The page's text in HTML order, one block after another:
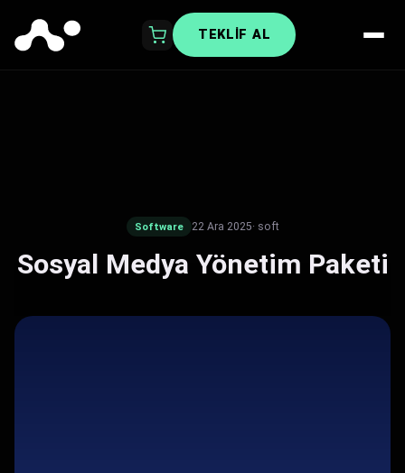
TEKLIF AL
Software 22 Ara 2025· soft
Sosyal Medya Yönetim Paketi​